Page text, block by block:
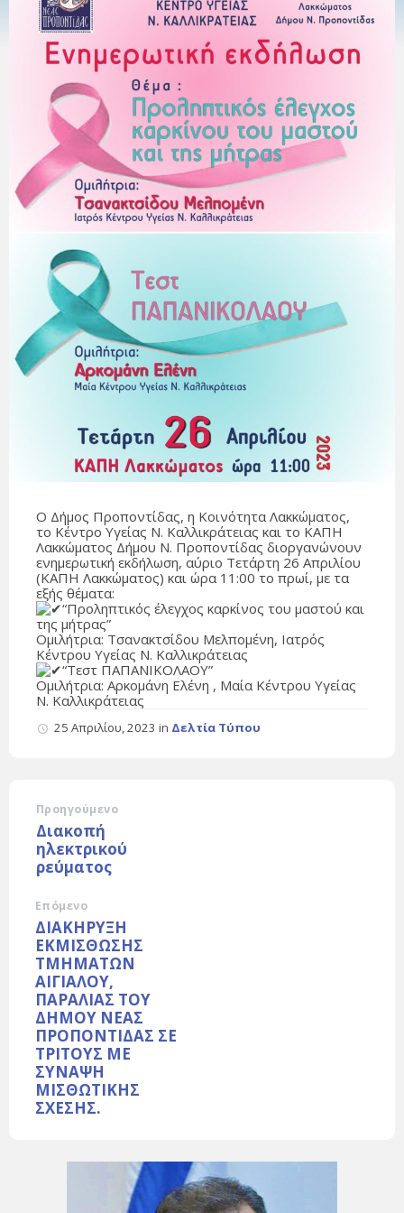
Ο Δήμος Προποντίδας, η Κοινότητα Λακκώματος,
το Κέντρο Υγείας Ν. Καλλικράτειας και το ΚΑΠΗ
Λακκώματος Δήμου Ν. Προποντίδας διοργανώνουν
ενημερωτική εκδήλωση, αύριο Τετάρτη 26 Απριλίου
(ΚΑΠΗ Λακκώματος) και ώρα 11:00 το πρωί, με τα
εξής θέματα:
“Προληπτικός έλεγχος καρκίνος του μαστού και
της μήτρας”
Ομιλήτρια: Τσανακτσίδου Μελπομένη, Ιατρός
Κέντρου Υγείας Ν. Καλλικράτειας
“Τεστ ΠΑΠΑΝΙΚΟΛΑΟΥ”
Ομιλήτρια: Αρκομάνη Ελένη , Μαία Κέντρου Υγείας
Ν. Καλλικράτειας
25 Απριλίου, 2023 in Δελτία Τύπου
Προηγούμενο
Διακοπή
ηλεκτρικού
ρεύματος
Επόμενο
ΔΙΑΚΗΡΥΞΗ
ΕΚΜΙΣΘΩΣΗΣ
ΤΜΗΜΑΤΩΝ
ΑΙΓΙΑΛΟΥ,
ΠΑΡΑΛΙΑΣ ΤΟΥ
ΔΗΜΟΥ ΝΕΑΣ
ΠΡΟΠΟΝΤΙΔΑΣ ΣΕ
ΤΡΙΤΟΥΣ ΜΕ
ΣΥΝΑΨΗ
ΜΙΣΘΩΤΙΚΗΣ
ΣΧΕΣΗΣ.